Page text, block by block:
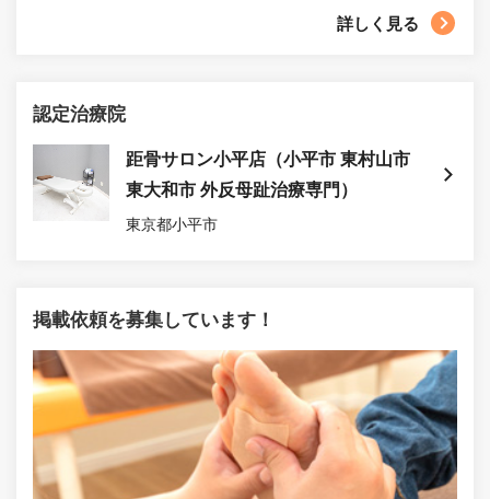
詳しく見る
認定治療院
距骨サロン小平店（小平市 東村山市
東大和市 外反母趾治療専門）
東京都小平市
掲載依頼を募集しています！